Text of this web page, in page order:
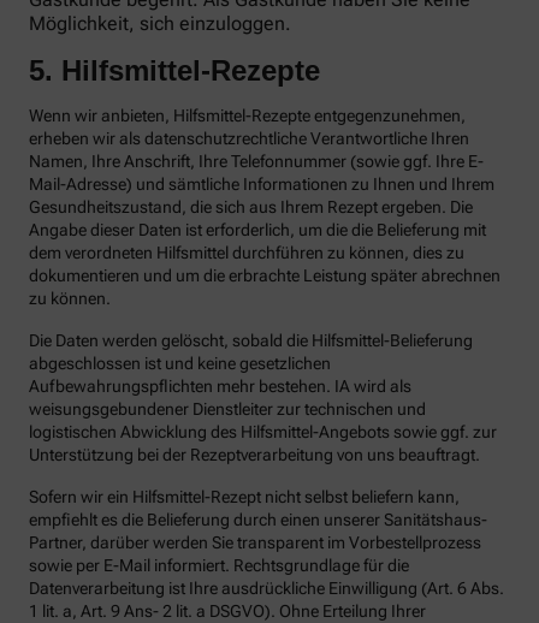
Möglichkeit, sich einzuloggen.
5. Hilfsmittel-Rezepte
Wenn wir anbieten, Hilfsmittel-Rezepte entgegenzunehmen,
erheben wir als datenschutzrechtliche Verantwortliche Ihren
Namen, Ihre Anschrift, Ihre Telefonnummer (sowie ggf. Ihre E-
Mail-Adresse) und sämtliche Informationen zu Ihnen und Ihrem
Gesundheitszustand, die sich aus Ihrem Rezept ergeben. Die
Angabe dieser Daten ist erforderlich, um die die Belieferung mit
dem verordneten Hilfsmittel durchführen zu können, dies zu
dokumentieren und um die erbrachte Leistung später abrechnen
zu können.
Die Daten werden gelöscht, sobald die Hilfsmittel-Belieferung
abgeschlossen ist und keine gesetzlichen
Aufbewahrungspflichten mehr bestehen. IA wird als
weisungsgebundener Dienstleiter zur technischen und
logistischen Abwicklung des Hilfsmittel-Angebots sowie ggf. zur
Unterstützung bei der Rezeptverarbeitung von uns beauftragt.
Sofern wir ein Hilfsmittel-Rezept nicht selbst beliefern kann,
empfiehlt es die Belieferung durch einen unserer Sanitätshaus-
Partner, darüber werden Sie transparent im Vorbestellprozess
sowie per E-Mail informiert. Rechtsgrundlage für die
Datenverarbeitung ist Ihre ausdrückliche Einwilligung (Art. 6 Abs.
1 lit. a, Art. 9 Ans- 2 lit. a DSGVO). Ohne Erteilung Ihrer